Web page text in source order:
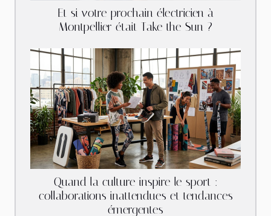
Et si votre prochain électricien à
Montpellier était Take the Sun ?
Quand la culture inspire le sport :
collaborations inattendues et tendances
émergentes